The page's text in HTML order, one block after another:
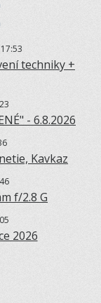
techniky +
- 6.8.2026
Kavkaz
f/2.8 G
2026